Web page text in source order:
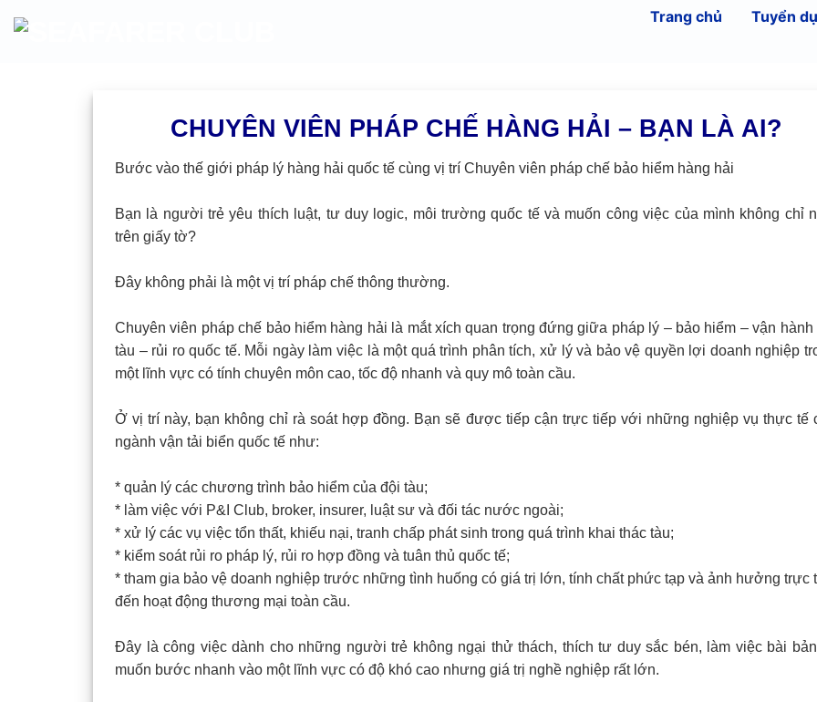
Trang chủ Tuyển
CHUYÊN VIÊN PHÁP CHẾ HÀNG HẢI – BẠN LÀ AI?
Bước vào thế giới pháp lý hàng hải quốc tế cùng vị trí Chuyên viên pháp chế bảo hiểm hàng hải
Bạn là người trẻ yêu thích luật, tư duy logic, môi trường quốc tế và muốn công việc của mình không chỉ
trên giấy tờ?
Đây không phải là một vị trí pháp chế thông thường.
Chuyên viên pháp chế bảo hiểm hàng hải là mắt xích quan trọng đứng giữa pháp lý – bảo hiểm – vận hành
tàu – rủi ro quốc tế. Mỗi ngày làm việc là một quá trình phân tích, xử lý và bảo vệ quyền lợi doanh nghiệp
một lĩnh vực có tính chuyên môn cao, tốc độ nhanh và quy mô toàn cầu.
Ở vị trí này, bạn không chỉ rà soát hợp đồng. Bạn sẽ được tiếp cận trực tiếp với những nghiệp vụ thực tế
ngành vận tải biển quốc tế như:
* quản lý các chương trình bảo hiểm của đội tàu;
* làm việc với P&I Club, broker, insurer, luật sư và đối tác nước ngoài;
* xử lý các vụ việc tổn thất, khiếu nại, tranh chấp phát sinh trong quá trình khai thác tàu;
* kiểm soát rủi ro pháp lý, rủi ro hợp đồng và tuân thủ quốc tế;
* tham gia bảo vệ doanh nghiệp trước những tình huống có giá trị lớn, tính chất phức tạp và ảnh hưởng trực
đến hoạt động thương mại toàn cầu.
Đây là công việc dành cho những người trẻ không ngại thử thách, thích tư duy sắc bén, làm việc bài
muốn bước nhanh vào một lĩnh vực có độ khó cao nhưng giá trị nghề nghiệp rất lớn.